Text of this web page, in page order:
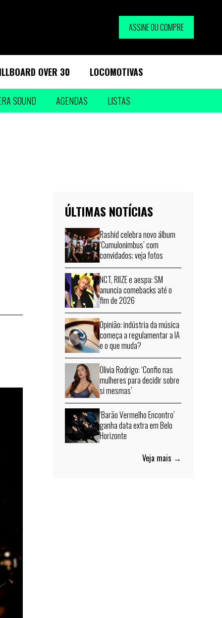
ASSINE OU COMPRE
OVER 30 LOCOMOTIVAS
SOUND AGENDAS LISTAS
ÚLTIMAS NOTÍCIAS
Rashid celebra novo álbum
‘Cumulonimbus’ com
convidados; veja fotos
NCT, RIIZE e aespa: SM
anuncia comebacks até o
fim de 2026
Opinião: indústria da música
começa a regulamentar a IA
e o que muda?
Olivia Rodrigo: ‘Confio nas
mulheres para decidir sobre
si mesmas’
‘Barão Vermelho Encontro’
ganha data extra em Belo
Horizonte
Veja mais →